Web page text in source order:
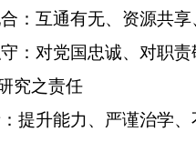
：互通有无、资源共
：对党国忠诚、对职
究之责任
提升能力、严谨治学